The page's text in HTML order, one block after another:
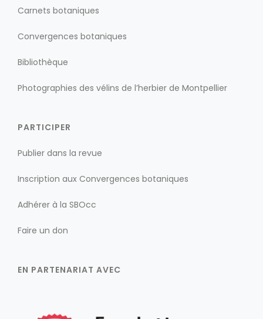
Carnets botaniques
Convergences botaniques
Bibliothèque
Photographies des vélins de l’herbier de Montpellier
PARTICIPER
Publier dans la revue
Inscription aux Convergences botaniques
Adhérer à la SBOcc
Faire un don
EN PARTENARIAT AVEC